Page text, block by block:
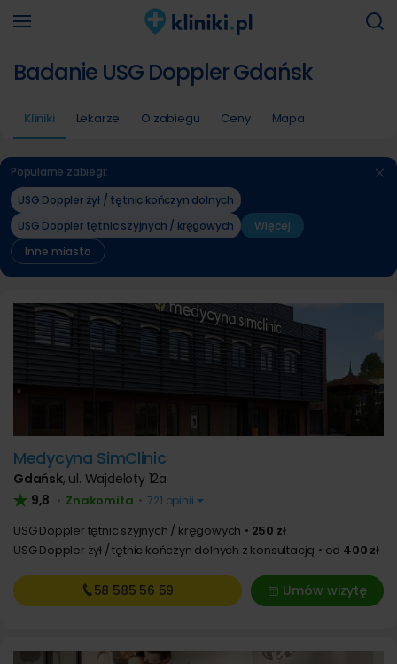
Badanie USG Doppler Gdańsk
Kliniki Lekarze O zabiegu Ceny Mapa
Popularne zabiegi:
USG Doppler żył / tętnic kończyn dolnych
USG Doppler tętnic szyjnych / kręgowych
Więcej
Inne miasto
Medycyna SimClinic
Gdańsk, ul. Wajdeloty 12a
9,8 • Znakomita • 721 opinii
USG Doppler tętnic szyjnych / kręgowych
250 zł
USG Doppler żył / tętnic kończyn dolnych z konsultacją
od 400 zł
Umów wizytę
58 585 56 59